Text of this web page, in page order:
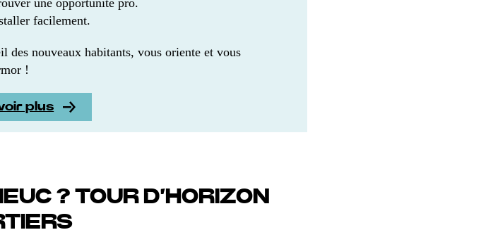
facilement.
des nouveaux habitants, vous oriente et vous
!
plus
? TOUR D’HORIZON